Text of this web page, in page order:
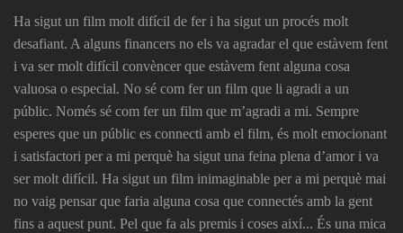
Ha sigut un film molt difícil de fer i ha sigut un procés molt
desafiant. A alguns financers no els va agradar el que estàvem fent
i va ser molt difícil convèncer que estàvem fent alguna cosa
valuosa o especial. No sé com fer un film que li agradi a un
públic. Només sé com fer un film que m’agradi a mi. Sempre
esperes que un públic es connecti amb el film, és molt emocionant
i satisfactori per a mi perquè ha sigut una feina plena d’amor i va
ser molt difícil. Ha sigut un film inimaginable per a mi perquè mai
no vaig pensar que faria alguna cosa que connectés amb la gent
fins a aquest punt. Pel que fa als premis i coses així... És una mica